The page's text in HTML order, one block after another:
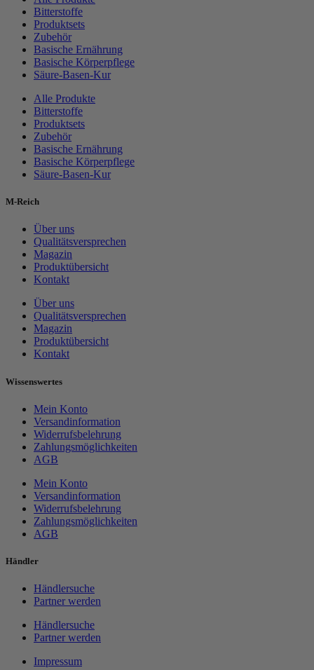
Bitterstoffe
Produktsets
Zubehör
Basische Ernährung
Basische Körperpflege
Säure-Basen-Kur
Alle Produkte
Bitterstoffe
Produktsets
Zubehör
Basische Ernährung
Basische Körperpflege
Säure-Basen-Kur
M-Reich
Über uns
Qualitätsversprechen
Magazin
Produktübersicht
Kontakt
Über uns
Qualitätsversprechen
Magazin
Produktübersicht
Kontakt
Wissenswertes
Mein Konto
Versandinformation
Widerrufsbelehrung
Zahlungsmöglichkeiten
AGB
Mein Konto
Versandinformation
Widerrufsbelehrung
Zahlungsmöglichkeiten
AGB
Händler
Händlersuche
Partner werden
Händlersuche
Partner werden
Impressum